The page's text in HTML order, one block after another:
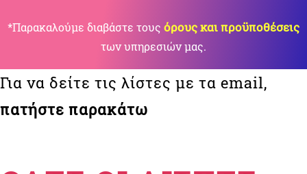
*Παρακαλούμε διαβάστε τους όρους και προϋποθέσεις
των υπηρεσιών μας.
Για να δείτε τις λίστες με τα email,
πατήστε παρακάτω